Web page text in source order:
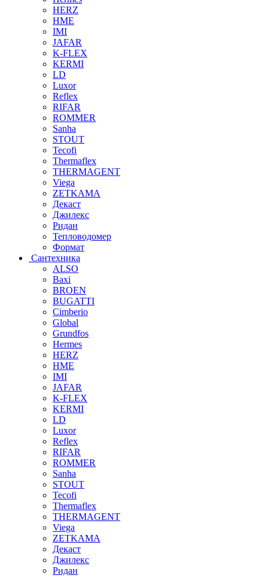
HERZ
HME
IMI
JAFAR
K-FLEX
KERMI
LD
Luxor
Reflex
RIFAR
ROMMER
Sanha
STOUT
Tecofi
Thermaflex
THERMAGENT
Viega
ZETKAMA
Декаст
Джилекс
Ридан
Тепловодомер
Формат
Сантехника
ALSO
Baxi
BROEN
BUGATTI
Cimberio
Global
Grundfos
Hermes
HERZ
HME
IMI
JAFAR
K-FLEX
KERMI
LD
Luxor
Reflex
RIFAR
ROMMER
Sanha
STOUT
Tecofi
Thermaflex
THERMAGENT
Viega
ZETKAMA
Декаст
Джилекс
Ридан